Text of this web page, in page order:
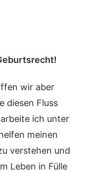
wir aber
diesen Fluss
arbeite ich unter
meinen
verstehen und
Leben in Fülle